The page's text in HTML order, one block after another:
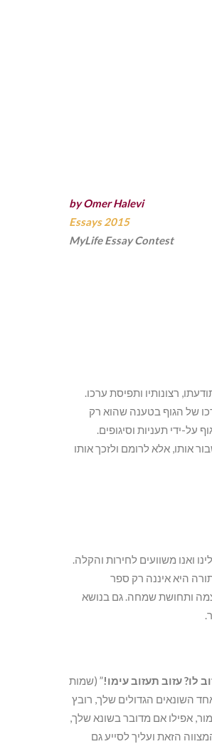
by Omer Halevi
Essays 2015
MyLife Essay Contest
רצונותיו ותפיסת ערכו.
של הגוף בטענה שהוא רק
ידי תעניות וסיגופים.
אותו, אלא לרומם ולזכך אותו
ואנו משוועים לחירות והקלה.
היא איננה רק ספר
ותחושת שמחה. גם בנושא
עזוב תעזוב עימו!” (שמות
השונאים הגדולים שלך, רובץ
אפילו אם מדובר בשונא שלך,
הזאת ועליך לסייע גם